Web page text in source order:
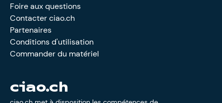
Foire aux questions
Contacter ciao.ch
Partenaires
Conditions d'utilisation
Commander du matériel
ciao.ch